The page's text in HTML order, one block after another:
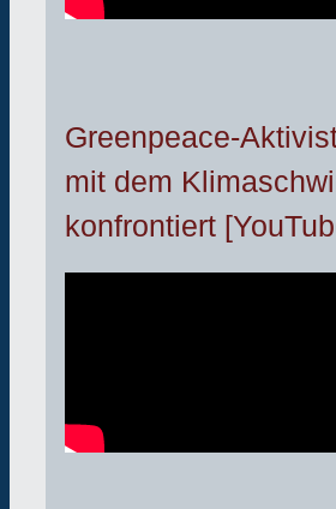
Greenpeace-
mit dem
konfrontiert